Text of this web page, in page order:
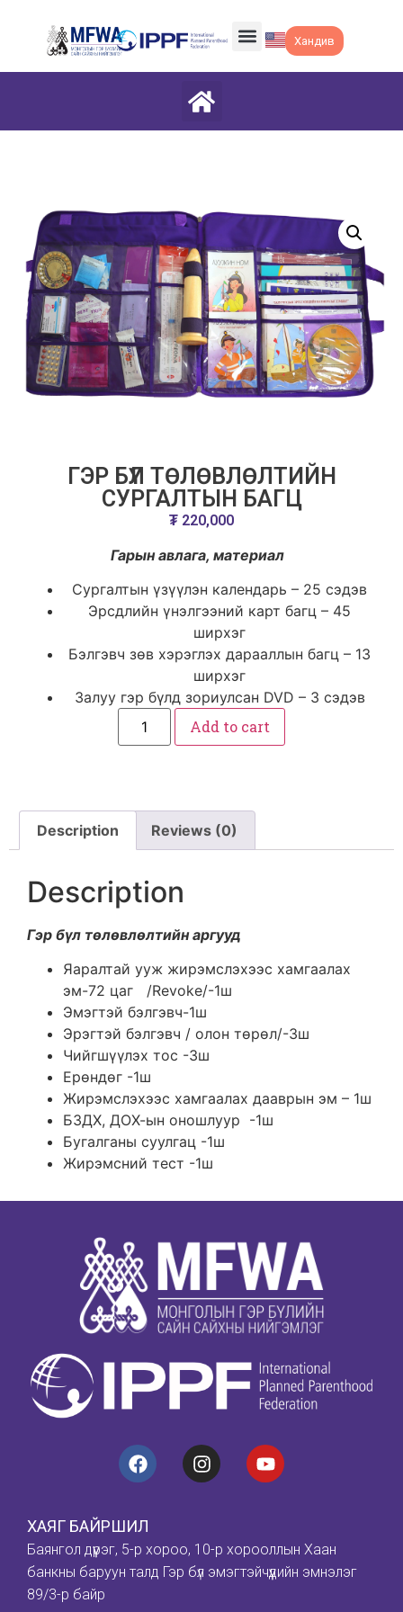
Хандив
ГЭР БҮЛ ТӨЛӨВЛӨЛТИЙН
СУРГАЛТЫН БАГЦ
₮ 220,000
Гарын авлага, материал
Сургалтын үзүүлэн календарь – 25 сэдэв
Эрсдлийн үнэлгээний карт багц – 45
ширхэг
Бэлгэвч зөв хэрэглэх дарааллын багц – 13
ширхэг
Залуу гэр бүлд зориулсан DVD – 3 сэдэв
Add to cart
Description Reviews (0)
Description
Гэр бүл төлөвлөлтийн аргууд
Яаралтай ууж жирэмслэхээс хамгаалах
эм-72 цаг /Revoke/-1ш
Эмэгтэй бэлгэвч-1ш
Эрэгтэй бэлгэвч / олон төрөл/-3ш
Чийгшүүлэх тос -3ш
Ерөндөг -1ш
Жирэмслэхээс хамгаалах дааврын эм – 1ш
БЗДХ, ДОХ-ын оношлуур -1ш
Бугалганы суулгац -1ш
Жирэмсний тест -1ш
ХАЯГ БАЙРШИЛ
Баянгол дүүрэг, 5-р хороо, 10-р хорооллын Хаан
банкны баруун талд Гэр бүл эмэгтэйчүүдийн эмнэлэг
89/3-р байр